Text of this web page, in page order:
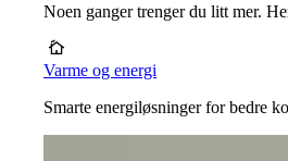
Noen ganger trenger du litt mer.
Varme og energi
Smarte energiløsninger for bedre